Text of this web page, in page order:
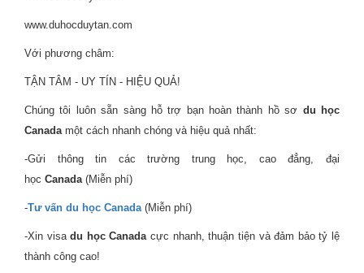
www.duhocduytan.com
Với phương châm:
TẬN TÂM - UY TÍN - HIỆU QUẢ!
Chúng tôi luôn sẵn sàng hỗ trợ bạn hoàn thành hồ sơ du học
Canada một cách nhanh chóng và hiệu quả nhất:
-Gửi thông tin các trường trung học, cao đẳng, đại
học Canada (Miễn phí)
-Tư vấn du học Canada (Miễn phí)
-Xin visadu học Canada cực nhanh, thuận tiện và đảm bảo tỷ lệ
thành công cao!